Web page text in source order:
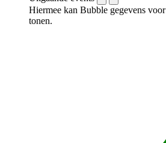
Hiermee kan Bubble gegevens
tonen.